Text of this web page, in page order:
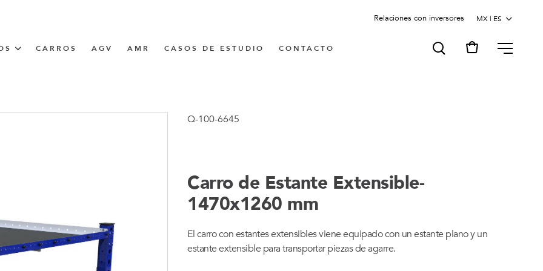
Relaciones con inversores
CARROS AGV AMR CASOS DE ESTUDIO CONTACTO MENU
Q-100-6645
Carro de Estante Extensible-
1470x1260 mm
El carro con estantes extensibles viene equipado con un estante plano y un
estante extensible para transportar piezas de agarre.